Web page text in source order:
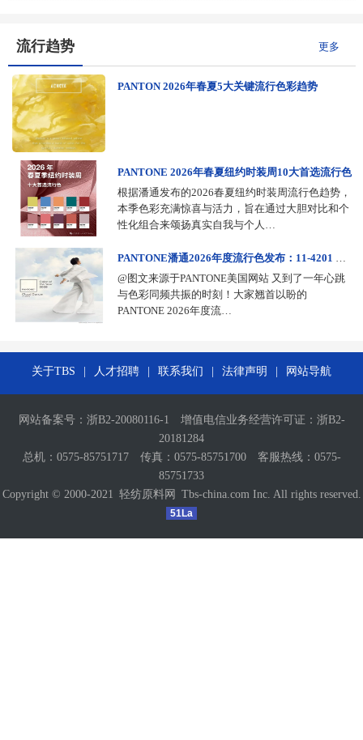
流行趋势 更多
PANTON 2026年春夏5大关键流行色彩趋势
PANTONE 2026年春夏纽约时装周10大首选流行色
根据潘通发布的2026春夏纽约时装周流行色趋势，
本季色彩充满惊喜与活力，旨在通过大胆对比和个
性化组合来颂扬真实自我与个人…
@图文来源于PANTONE美国网站 又到了一年心跳
与色彩同频共振的时刻！大家翘首以盼的
PANTONE 2026年度流…
关于TBS | 人才招聘 | 联系我们 | 法律声明 | 网站导航
网站备案号： 浙B2-20080116-1 增值电信业务经营许可证： 浙B2-
20181284
总机：0575-85751717 传真：0575-85751700 客服热线：0575-
85751733
Copyright © 2000-2021 轻纺原料网 Tbs-china.com Inc. All rights reserved.
51La